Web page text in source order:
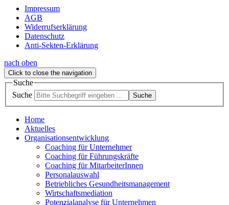
Impressum
AGB
Widerrufserklärung
Datenschutz
Anti-Sekten-Erklärung
nach oben
Click to close the navigation
Suche
Suche
Suche
Home
Aktuelles
Organisationsentwicklung
Coaching für Unternehmer
Coaching für Führungskräfte
Coaching für MitarbeiterInnen
Personalauswahl
Betriebliches Gesundheitsmanagement
Wirtschaftsmediation
Potenzialanalyse für Unternehmen